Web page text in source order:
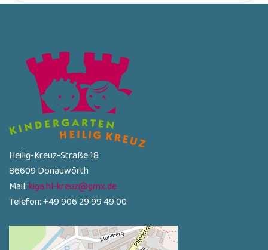
Heilig-Kreuz-Straße 18
86609 Donauwörth
Mail:kiga.hl-kreuz@gmx.de
Telefon: +49 906 29 99 49 00